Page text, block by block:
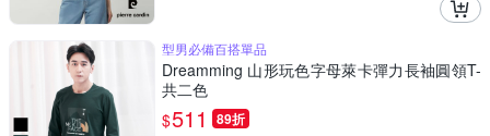
型男必備百搭單品
Dreamming 山形玩色字母萊卡彈力長袖圓領T-
共二色
$511 89折